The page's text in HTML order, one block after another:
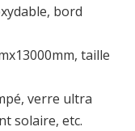
bord
taille
verre ultra
solaire, etc.